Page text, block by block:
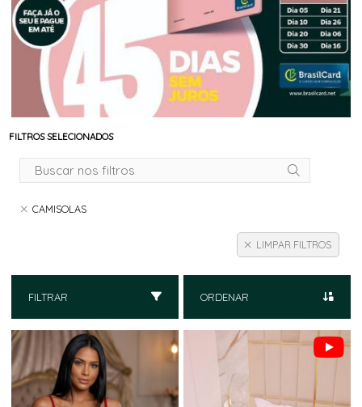
FILTROS SELECIONADOS
CAMISOLAS
LIMPAR FILTROS
FILTRAR ORDENAR